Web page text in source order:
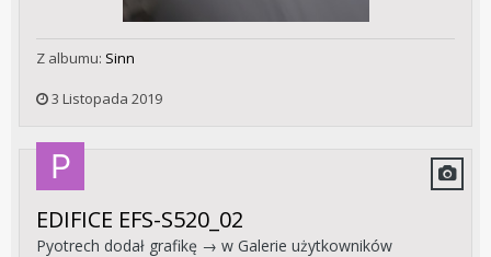
Z albumu: Sinn
3 Listopada 2019
EDIFICE EFS-S520_02
Pyotrech dodał grafikę → w Galerie użytkowników